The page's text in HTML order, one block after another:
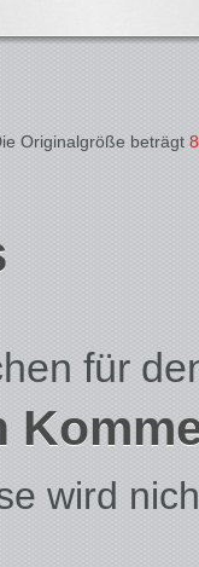
Originalgröße beträgt
für
wird